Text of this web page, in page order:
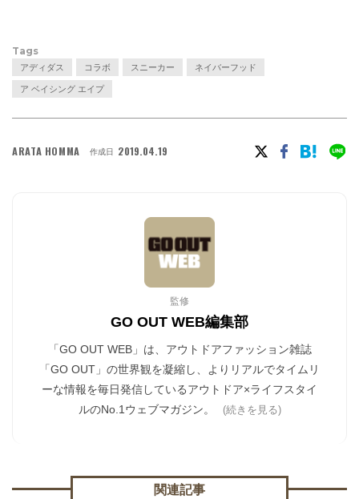
Tags
アディダス コラボ スニーカー ネイバーフッド
ア ベイシング エイプ
ARATA HOMMA 作成日 2019.04.19
監修
GO OUT WEB編集部
「GO OUT WEB」は、アウトドアファッション雑誌
「GO OUT」の世界観を凝縮し、よりリアルでタイムリ
ーな情報を毎日発信しているアウトドア×ライフスタイ
ルのNo.1ウェブマガジン。
(続きを見る)
関連記事